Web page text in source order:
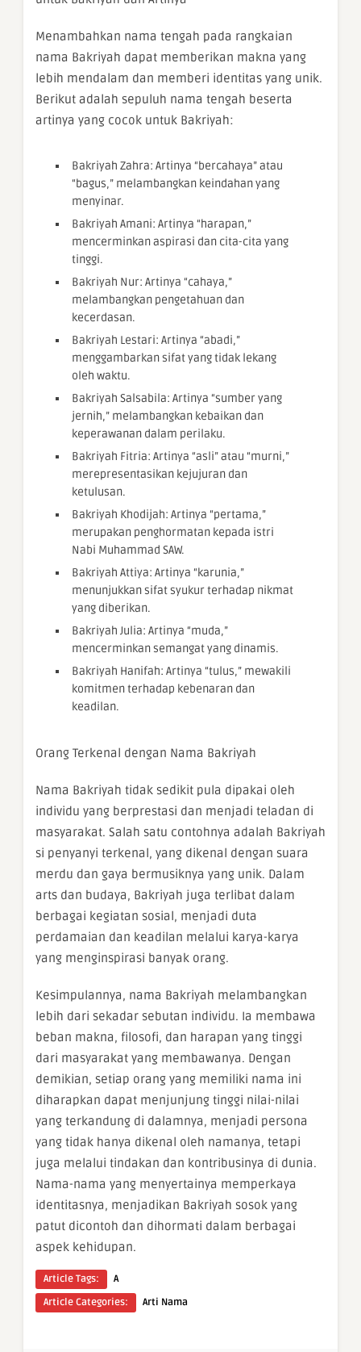
Menambahkan nama tengah pada rangkaian
nama Bakriyah dapat memberikan makna yang
lebih mendalam dan memberi identitas yang unik.
Berikut adalah sepuluh nama tengah beserta
artinya yang cocok untuk Bakriyah:
Bakriyah Zahra: Artinya “bercahaya” atau
“bagus,” melambangkan keindahan yang
menyinar.
Bakriyah Amani: Artinya “harapan,”
mencerminkan aspirasi dan cita-cita yang
tinggi.
Bakriyah Nur: Artinya “cahaya,”
melambangkan pengetahuan dan
kecerdasan.
Bakriyah Lestari: Artinya “abadi,”
menggambarkan sifat yang tidak lekang
oleh waktu.
Bakriyah Salsabila: Artinya “sumber yang
jernih,” melambangkan kebaikan dan
keperawanan dalam perilaku.
Bakriyah Fitria: Artinya “asli” atau “murni,”
merepresentasikan kejujuran dan
ketulusan.
Bakriyah Khodijah: Artinya “pertama,”
merupakan penghormatan kepada istri
Nabi Muhammad SAW.
Bakriyah Attiya: Artinya “karunia,”
menunjukkan sifat syukur terhadap nikmat
yang diberikan.
Bakriyah Julia: Artinya “muda,”
mencerminkan semangat yang dinamis.
Bakriyah Hanifah: Artinya “tulus,” mewakili
komitmen terhadap kebenaran dan
keadilan.
Orang Terkenal dengan Nama Bakriyah
Nama Bakriyah tidak sedikit pula dipakai oleh
individu yang berprestasi dan menjadi teladan di
masyarakat. Salah satu contohnya adalah Bakriyah
si penyanyi terkenal, yang dikenal dengan suara
merdu dan gaya bermusiknya yang unik. Dalam
arts dan budaya, Bakriyah juga terlibat dalam
berbagai kegiatan sosial, menjadi duta
perdamaian dan keadilan melalui karya-karya
yang menginspirasi banyak orang.
Kesimpulannya, nama Bakriyah melambangkan
lebih dari sekadar sebutan individu. Ia membawa
beban makna, filosofi, dan harapan yang tinggi
dari masyarakat yang membawanya. Dengan
demikian, setiap orang yang memiliki nama ini
diharapkan dapat menjunjung tinggi nilai-nilai
yang terkandung di dalamnya, menjadi persona
yang tidak hanya dikenal oleh namanya, tetapi
juga melalui tindakan dan kontribusinya di dunia.
Nama-nama yang menyertainya memperkaya
identitasnya, menjadikan Bakriyah sosok yang
patut dicontoh dan dihormati dalam berbagai
aspek kehidupan.
Article Tags:
A
Article Categories:
Arti Nama